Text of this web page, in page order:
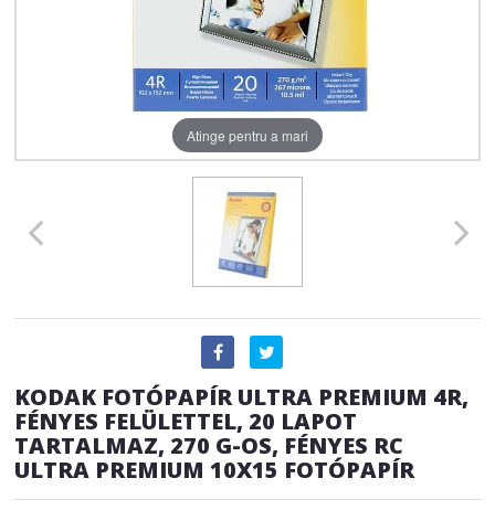
Atinge pentru a mari
KODAK FOTÓPAPÍR ULTRA PREMIUM 4R,
FÉNYES FELÜLETTEL, 20 LAPOT
TARTALMAZ, 270 G-OS, FÉNYES RC
ULTRA PREMIUM 10X15 FOTÓPAPÍR